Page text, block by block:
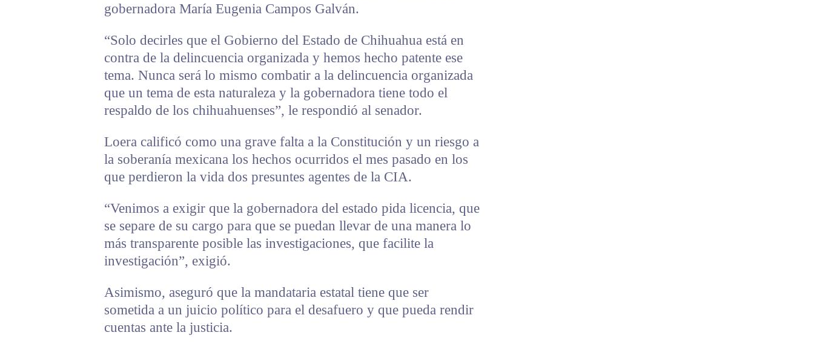
gobernadora María Eugenia Campos Galván.
“Solo decirles que el Gobierno del Estado de Chihuahua está en
contra de la delincuencia organizada y hemos hecho patente ese
tema. Nunca será lo mismo combatir a la delincuencia organizada
que un tema de esta naturaleza y la gobernadora tiene todo el
respaldo de los chihuahuenses”, le respondió al senador.
Loera calificó como una grave falta a la Constitución y un riesgo a
la soberanía mexicana los hechos ocurridos el mes pasado en los
que perdieron la vida dos presuntes agentes de la CIA.
“Venimos a exigir que la gobernadora del estado pida licencia, que
se separe de su cargo para que se puedan llevar de una manera lo
más transparente posible las investigaciones, que facilite la
investigación”, exigió.
Asimismo, aseguró que la mandataria estatal tiene que ser
sometida a un juicio político para el desafuero y que pueda rendir
cuentas ante la justicia.